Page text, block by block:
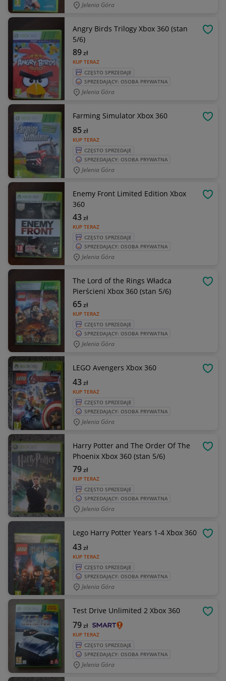
Jelenia Góra
Angry Birds Trilogy Xbox 360 (stan
5/6)
KUP TERAZ
89zł
CZĘSTO SPRZEDAJE
SPRZEDAJĄCY: OSOBA PRYWATNA
Jelenia Góra
Farming Simulator Xbox 360
KUP TERAZ
85zł
CZĘSTO SPRZEDAJE
SPRZEDAJĄCY: OSOBA PRYWATNA
Jelenia Góra
Enemy Front Limited Edition Xbox
360
KUP TERAZ
43zł
CZĘSTO SPRZEDAJE
SPRZEDAJĄCY: OSOBA PRYWATNA
Jelenia Góra
The Lord of the Rings Władca
Pierścieni Xbox 360 (stan 5/6)
KUP TERAZ
65zł
CZĘSTO SPRZEDAJE
SPRZEDAJĄCY: OSOBA PRYWATNA
Jelenia Góra
LEGO Avengers Xbox 360
KUP TERAZ
43zł
CZĘSTO SPRZEDAJE
SPRZEDAJĄCY: OSOBA PRYWATNA
Jelenia Góra
Harry Potter and The Order Of The
Phoenix Xbox 360 (stan 5/6)
KUP TERAZ
79zł
CZĘSTO SPRZEDAJE
SPRZEDAJĄCY: OSOBA PRYWATNA
Jelenia Góra
Lego Harry Potter Years 1-4 Xbox 360
KUP TERAZ
43zł
CZĘSTO SPRZEDAJE
SPRZEDAJĄCY: OSOBA PRYWATNA
Jelenia Góra
Test Drive Unlimited 2 Xbox 360
KUP TERAZ
79zł
CZĘSTO SPRZEDAJE
SPRZEDAJĄCY: OSOBA PRYWATNA
Jelenia Góra